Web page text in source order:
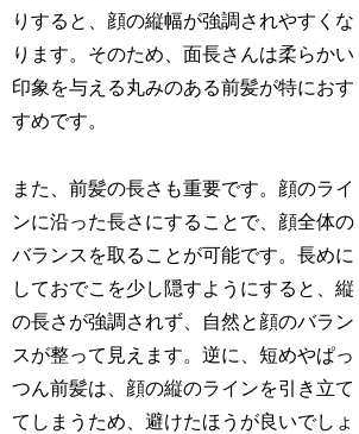
りすると、顔の縦幅が強調されやすくな
ります。そのため、面長さんは柔らかい
印象を与える丸みのある前髪が特におす
すめです。
また、前髪の長さも重要です。顔のライ
ンに沿った長さにすることで、顔全体の
バランスを取ることが可能です。長めに
しておでこを少し隠すようにすると、縦
の長さが強調されず、自然と顔のバラン
スが整って見えます。逆に、短めやぱっ
つん前髪は、顔の縦のラインを引き立て
てしまうため、避けたほうが良いでしょ